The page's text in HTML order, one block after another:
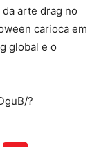
arte drag no
carioca em
global e o
?